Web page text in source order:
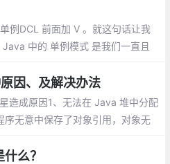
例DCL 前面加 V 。就这句话让我
中的 单例模式 是我们一直且
因、及解决办法
造成原因1、无法在 Java 堆中分配
无意中保存了对象引用，对象无
么？